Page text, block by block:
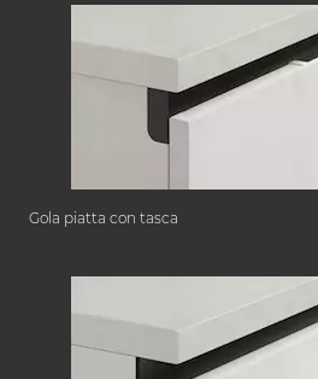
Gola piatta con tasca